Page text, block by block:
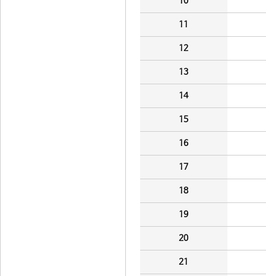
11
12
13
14
15
16
17
18
19
20
21